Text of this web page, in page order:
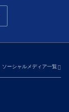
ソーシャルメディア一覧